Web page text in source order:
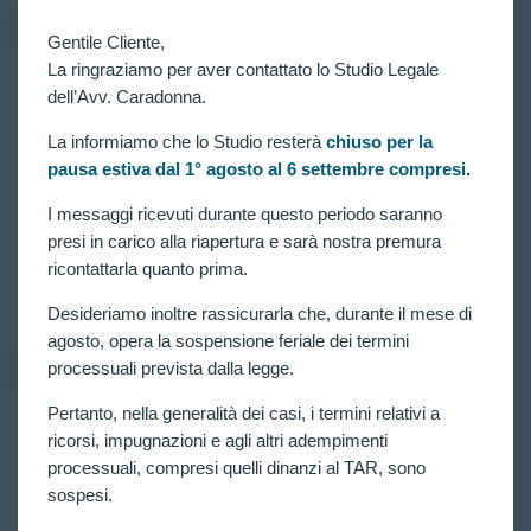
Gentile Cliente,
La ringraziamo per aver contattato lo Studio Legale
dell’Avv. Caradonna.
La informiamo che lo Studio resterà chiuso per la
pausa estiva dal 1° agosto al 6 settembre compresi.
I messaggi ricevuti durante questo periodo saranno
presi in carico alla riapertura e sarà nostra premura
ricontattarla quanto prima.
Desideriamo inoltre rassicurarla che, durante il mese di
agosto, opera la sospensione feriale dei termini
processuali prevista dalla legge.
Pertanto, nella generalità dei casi, i termini relativi a
ricorsi, impugnazioni e agli altri adempimenti
processuali, compresi quelli dinanzi al TAR, sono
sospesi.
RICORSI ATTIVI,VITTORIE CONSEGUITE
NUOVA VITTORIA DEFINITIVA AL TAR
LAZIO PER CANDIDATA ESCLUSA PER
PIEDE PIATTO BILATERALE!
Concorso 3581 Allievi Carabinieri in ferma
quadriennale: ottenuta un’altra vittoria definitiva al
Tar Lazio per candidata esclusa per piede piatto
CLAUDIA CARADONNA DICEMBRE 29, 2021
RICORSI ATTIVI,VITTORIE CONSEGUITE
Concorso per 3581 allievi carabinieri in ferma
quadriennale: disposta verifica per ricorrente esclusa
per PIEDE PIATTO BILATERALE.